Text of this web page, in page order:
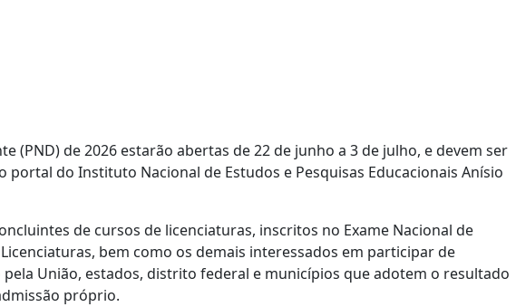
(PND) de 2026 estarão abertas de 22 de junho a 3 de julho, e devem ser
portal do Instituto Nacional de Estudos e Pesquisas Educacionais Anísio
de cursos de licenciaturas, inscritos no Exame Nacional de
bem como os demais interessados em participar de
União, estados, distrito federal e municípios que adotem o resultado
próprio.